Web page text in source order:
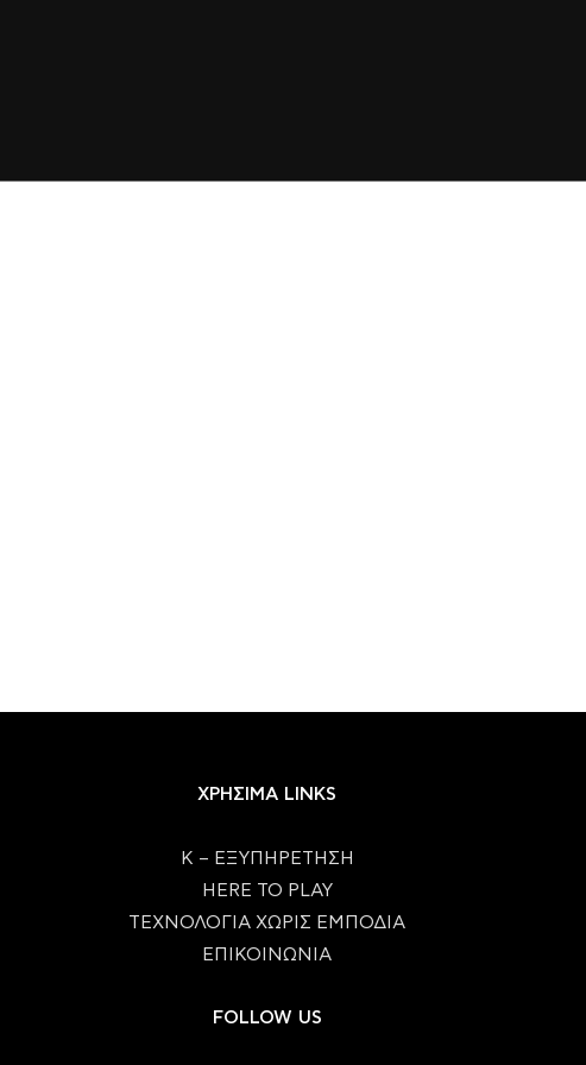
ΧΡΗΣΙΜΑ LINKS
Κ – ΕΞΥΠΗΡΕΤΗΣΗ
HERE TO PLAY
ΤΕΧΝΟΛΟΓΙΑ ΧΩΡΙΣ ΕΜΠΟΔΙΑ
ΕΠΙΚΟΙΝΩΝΙΑ
FOLLOW US